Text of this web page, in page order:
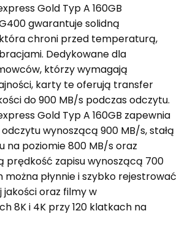
Gold Typ A 160GB
gwarantuje solidną
chroni przed temperaturą,
Dedykowane dla
którzy wymagają
karty te oferują transfer
do 900 MB/s podczas odczytu.
Gold Typ A 160GB zapewnia
wynoszącą 900 MB/s, stałą
na poziomie 800 MB/s oraz
prędkość zapisu wynoszącą 700
można płynnie i szybko rejestrować
jakości oraz filmy w
8K i 4K przy 120 klatkach na